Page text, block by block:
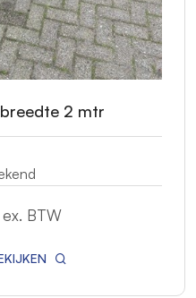
2 mtr
ex. BTW